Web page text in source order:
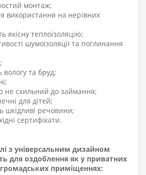
монтаж;
використання на нерівних
якісну теплоізоляцію;
шумоізоляції та поглинання
та бруд;
не схильний до займання;
для дітей;
шкідливі речовини;
сертифікати.
з універсальним дизайном
для оздоблення як у приватних
громадських приміщеннях: